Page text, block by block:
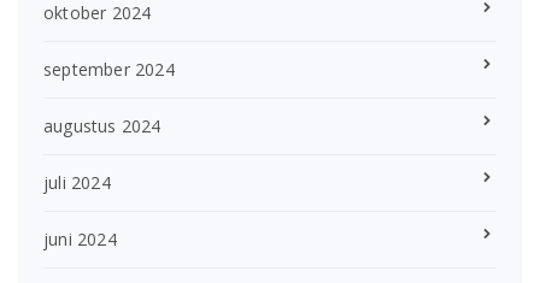
oktober 2024
september 2024
augustus 2024
juli 2024
juni 2024